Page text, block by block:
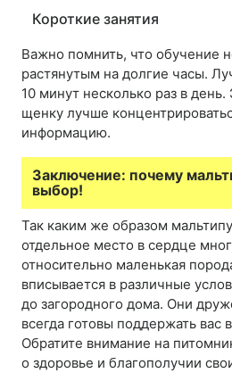
Короткие занятия
Важно помнить, что обучение
растянутым на долгие часы.
10 минут несколько раз в
щенку лучше
информацию.
Заключение: почему
выбор!
Так каким же образом
отдельное место в сердце
относительно маленькая
вписывается в различные
до загородного дома. Они
всегда готовы поддержать вас
Обратите внимание на
о здоровье и благополучии